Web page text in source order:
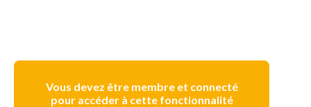
Vous devez être membre et connecté
pour accéder à cette fonctionnalité